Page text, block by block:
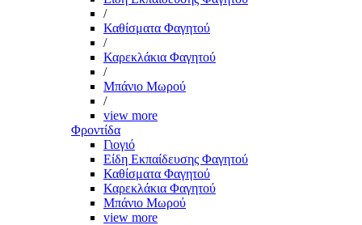
/
Καθίσματα Φαγητού
/
Καρεκλάκια Φαγητού
/
Μπάνιο Μωρού
/
view more
Φροντίδα
Γιογιό
Είδη Εκπαίδευσης Φαγητού
Καθίσματα Φαγητού
Καρεκλάκια Φαγητού
Μπάνιο Μωρού
view more